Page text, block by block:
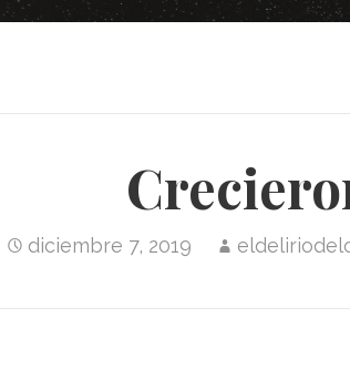
diciembre 7, 2019